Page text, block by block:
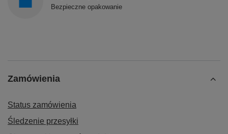
Bezpieczne opakowanie
Zamówienia
Status zamówienia
Śledzenie przesyłki